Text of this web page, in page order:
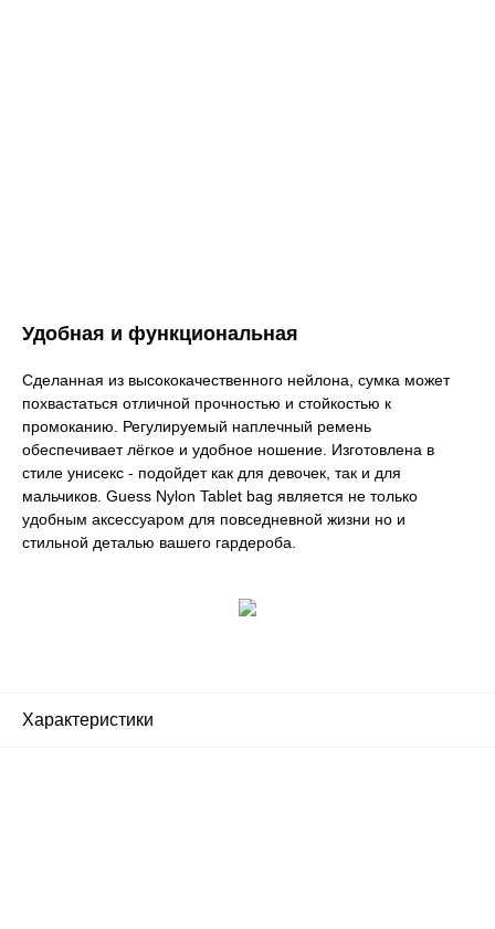
Удобная и функциональная
Сделанная из высококачественного нейлона, сумка может
похвастаться отличной прочностью и стойкостью к
промоканию. Регулируемый наплечный ремень
обеспечивает лёгкое и удобное ношение. Изготовлена в
стиле унисекс - подойдет как для девочек, так и для
мальчиков. Guess Nylon Tablet bag является не только
удобным аксессуаром для повседневной жизни но и
стильной деталью вашего гардероба.
Характеристики